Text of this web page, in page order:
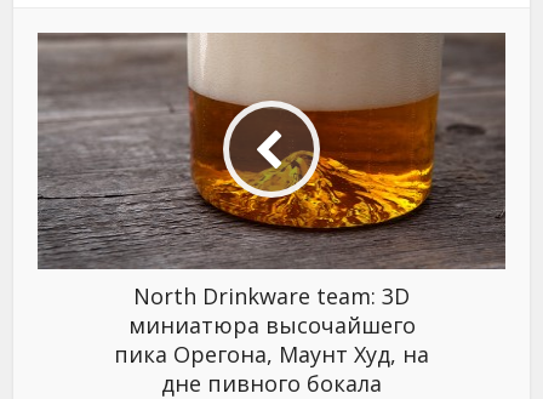
North Drinkware team: 3D
миниатюра высочайшего
пика Орегона, Маунт Худ, на
дне пивного бокала